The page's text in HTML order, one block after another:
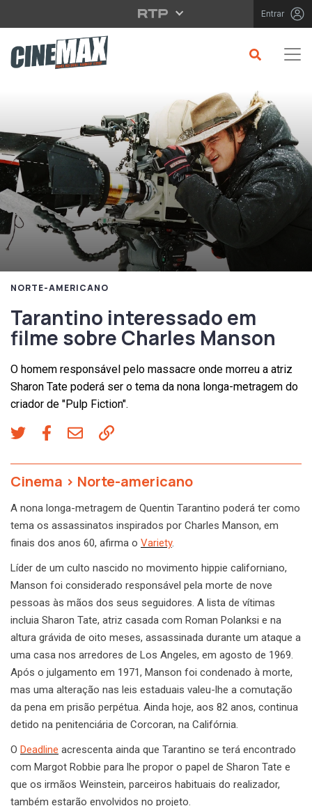
Saltar para o conteúdo principal Entrar
NORTE-AMERICANO
Tarantino interessado em
filme sobre Charles Manson
O homem responsável pelo massacre onde morreu a atriz
Sharon Tate poderá ser o tema da nona longa-metragem do
criador de "Pulp Fiction".
Cinema > Norte-americano
A nona longa-metragem de Quentin Tarantino poderá ter como
tema os assassinatos inspirados por Charles Manson, em
finais dos anos 60, afirma o Variety.
Líder de um culto nascido no movimento hippie californiano,
Manson foi considerado responsável pela morte de nove
pessoas às mãos dos seus seguidores. A lista de vítimas
incluia Sharon Tate, atriz casada com Roman Polanksi e na
altura grávida de oito meses, assassinada durante um ataque a
uma casa nos arredores de Los Angeles, em agosto de 1969.
Após o julgamento em 1971, Manson foi condenado à morte,
mas uma alteração nas leis estaduais valeu-lhe a comutação
da pena em prisão perpétua. Ainda hoje, aos 82 anos, continua
detido na penitenciária de Corcoran, na Califórnia.
O Deadline acrescenta ainda que Tarantino se terá encontrado
com Margot Robbie para lhe propor o papel de Sharon Tate e
que os irmãos Weinstein, parceiros habituais do realizador,
também estarão envolvidos no projeto.